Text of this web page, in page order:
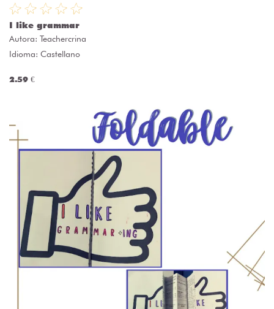
I like grammar
Autora: Teachercrina
Idioma: Castellano
2.59 €